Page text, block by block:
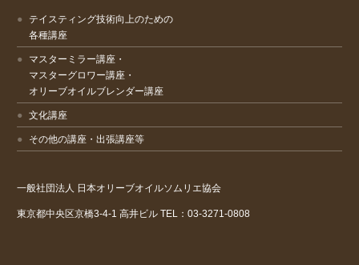
テイスティング技術向上のための
各種講座
マスターミラー講座・
マスターグロワー講座・
オリーブオイルブレンダー講座
文化講座
その他の講座・出張講座等
一般社団法人 日本オリーブオイルソムリエ協会
東京都中央区京橋3-4-1 高井ビル TEL：03-3271-0808